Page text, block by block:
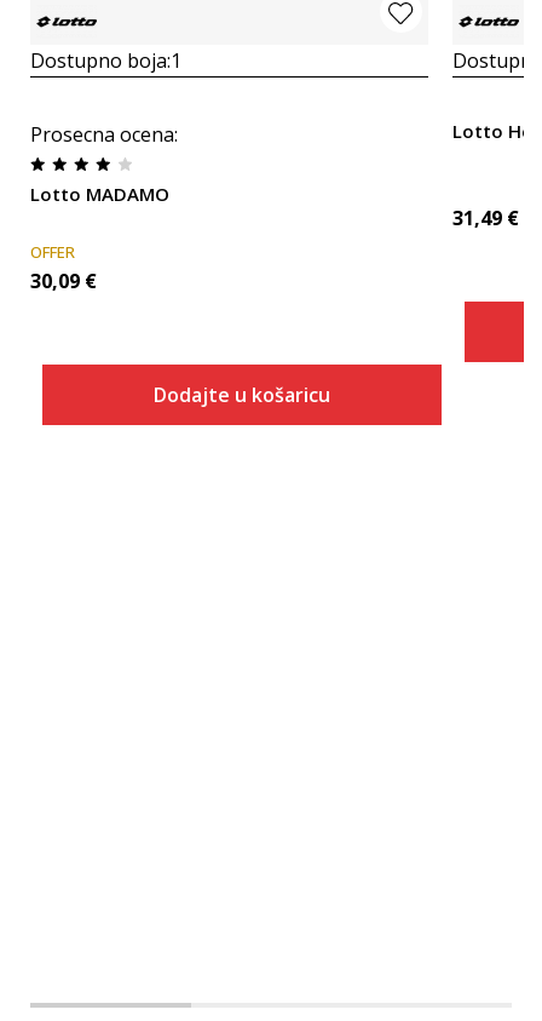
Dostupno boja:1
Prosecna ocena:
Lotto MADAMO
OFFER
30,09 €
Dodajte u košaricu
Lotto
31,49 €